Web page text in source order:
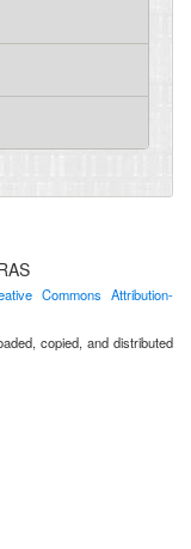
Commons Attribution-
copied, and distributed